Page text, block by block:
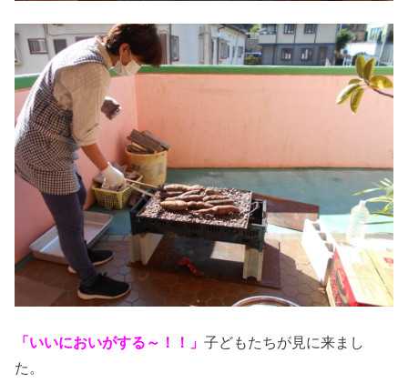
「いいにおいがする～！！」子どもたちが見に来まし
た。